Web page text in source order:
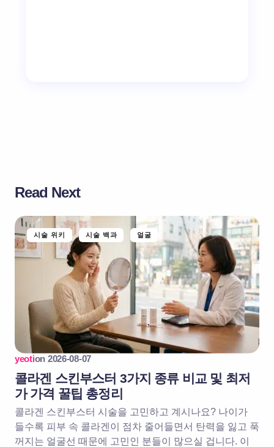
Read Next
시술 위키 시술 백과 얼굴
yeotion 2026-08-07
콜라겐 스킨부스터 3가지 종류 비교 및 최저
가 가격 꿀팁 총정리
콜라겐 스킨부스터 시술을 고민하고 계시나요? 나이가
들수록 피부 속 콜라겐이 점차 줄어들면서 탄력을 잃고 푹
꺼지는 얼굴선 때문에 고민인 분들이 많으실 겁니다. 이